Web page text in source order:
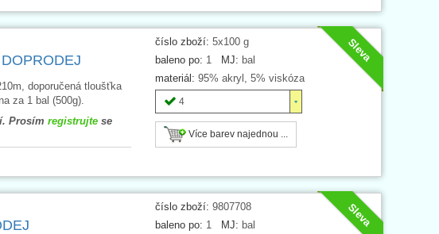
Sleva
číslo zboží: 5x100 g
baleno po: 1 MJ: bal
materiál: 95% akryl, 5% viskóza
4
Více barev najednou ...
doporučená tloušťka
za 1 bal (500g).
Prosím registrujtese
Sleva
číslo zboží: 9807708
baleno po: 1 MJ: bal